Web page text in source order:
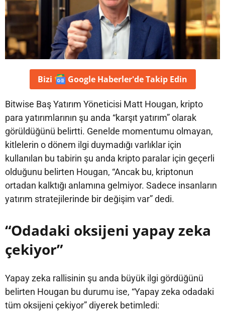
Bizi Google Haberler'deTakip Edin
Bitwise Baş Yatırım Yöneticisi Matt Hougan, kripto
para yatırımlarının şu anda “karşıt yatırım” olarak
görüldüğünü belirtti. Genelde momentumu olmayan,
kitlelerin o dönem ilgi duymadığı varlıklar için
kullanılan bu tabirin şu anda kripto paralar için geçerli
olduğunu belirten Hougan, “Ancak bu, kriptonun
ortadan kalktığı anlamına gelmiyor. Sadece insanların
yatırım stratejilerinde bir değişim var” dedi.
“Odadaki oksijeni yapay zeka
çekiyor”
Yapay zeka rallisinin şu anda büyük ilgi gördüğünü
belirten Hougan bu durumu ise, “Yapay zeka odadaki
tüm oksijeni çekiyor” diyerek betimledi: